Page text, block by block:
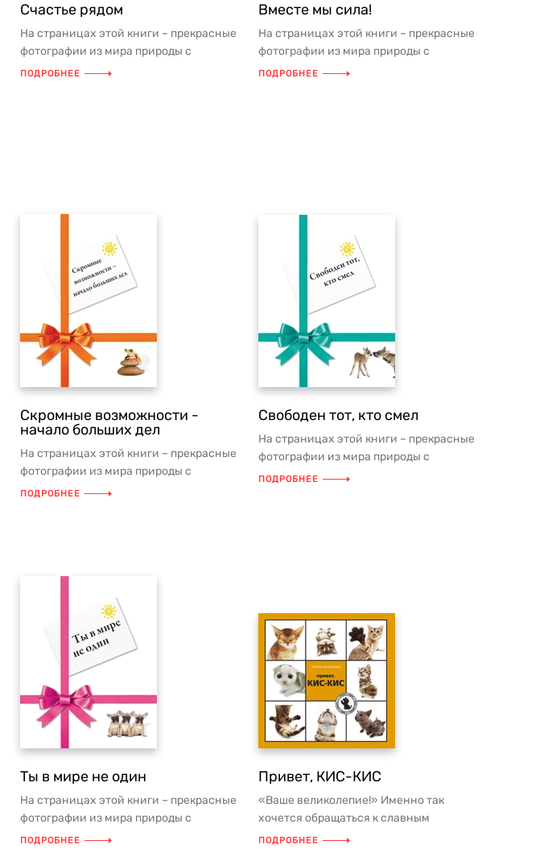
Счастье рядом
На страницах этой книги – прекрасные
фотографии из мира природы с
мудрыми мыслями на каждый день.
ПОДРОБНЕЕ
Вместе мы сила!
На страницах этой книги – прекрасные
фотографии из мира природы с
мудрыми мыслями на каждый день.
ПОДРОБНЕЕ
Скромные возможности -
начало больших дел
На страницах этой книги – прекрасные
фотографии из мира природы с
мудрыми мыслями на каждый день.
ПОДРОБНЕЕ
Свободен тот, кто смел
На страницах этой книги – прекрасные
фотографии из мира природы с
мудрыми мыслями на каждый день.
ПОДРОБНЕЕ
Ты в мире не один
На страницах этой книги – прекрасные
фотографии из мира природы с
мудрыми мыслями на каждый день.
ПОДРОБНЕЕ
Привет, КИС-КИС
«Ваше великолепие!» Именно так
хочется обращаться к славным
созданиям, глядящим на нас со
ПОДРОБНЕЕ